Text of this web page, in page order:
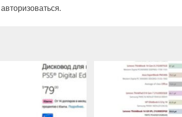
авторизоваться.